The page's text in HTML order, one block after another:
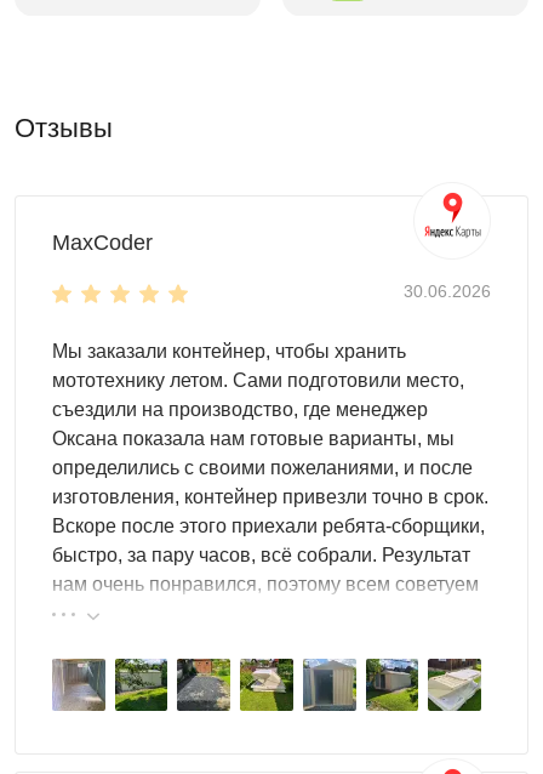
также доступны другие, нестандартные, цвета RAL по
Для монтажа контейнеров SKOGGY не требуется
фундаментные блоки. Ниже представлена схема
расстановки:
Отзывы
MaxCoder
30.06.2026
Мы заказали контейнер, чтобы хранить
мототехнику летом. Сами подготовили место,
съездили на производство, где менеджер
Оксана показала нам готовые варианты, мы
определились с своими пожеланиями, и после
изготовления, контейнер привезли точно в срок.
Вскоре после этого приехали ребята-сборщики,
быстро, за пару часов, всё собрали. Результат
нам очень понравился, поэтому всем советуем
эту фирму.